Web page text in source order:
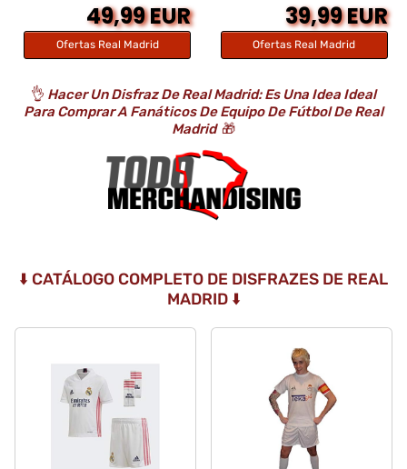
49,99 EUR
Ofertas Real Madrid
39,99 EUR
Ofertas Real Madrid
👌 Hacer Un Disfraz De Real Madrid: Es Una Idea Ideal
Para Comprar A Fanáticos De Equipo De Fútbol De Real
Madrid 🎁
⬇️ CATÁLOGO COMPLETO DE DISFRAZES DE REAL
MADRID ⬇️